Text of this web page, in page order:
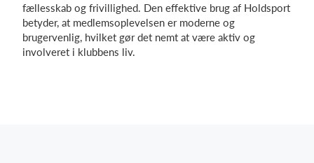
fællesskab og frivillighed. Den effektive brug af Holdsport
betyder, at medlemsoplevelsen er moderne og
brugervenlig, hvilket gør det nemt at være aktiv og
involveret i klubbens liv.